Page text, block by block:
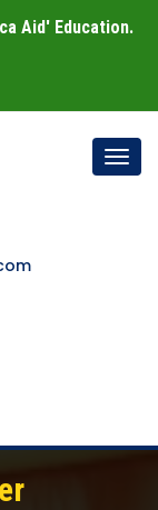
Aid' Education.